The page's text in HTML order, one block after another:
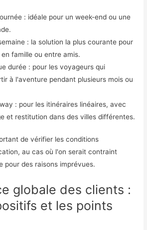
: idéale pour un week-end ou une
: la solution la plus courante pour
famille ou entre amis.
durée : pour les voyageurs qui
à l'aventure pendant plusieurs mois ou
: pour les itinéraires linéaires, avec
et restitution dans des villes différentes.
de vérifier les conditions
au cas où l'on serait contraint
pour des raisons imprévues.
globale des clients :
et les points